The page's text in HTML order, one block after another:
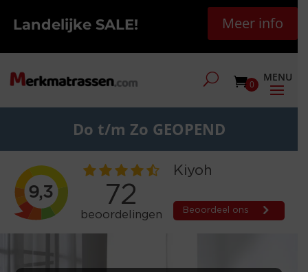
Landelijke SALE! Meer info
0
Do t/m Zo GEOPEND